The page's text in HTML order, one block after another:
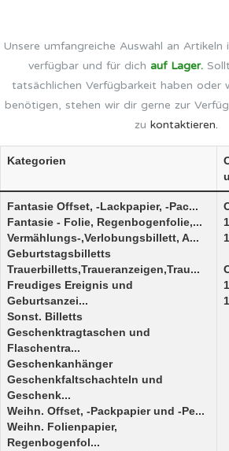
Unsere umfangreiche Auswahl an Artikeln
verfügbar und für dich auf Lager.
tatsächlichen Verfügbarkeit haben oder
benötigen, stehen wir dir gerne zur
zu kontaktieren.
Kategorien
Fantasie Offset, -Lackpapier, -Pac...
Fantasie - Folie, Regenbogenfolie,...
Vermählungs-,Verlobungsbillett, A...
Geburtstagsbilletts
Trauerbilletts,Traueranzeigen,Trau...
Freudiges Ereignis und
Geburtsanzei...
Sonst. Billetts
Geschenktragtaschen und
Flaschentra...
Geschenkanhänger
Geschenkfaltschachteln und
Geschenk...
Weihn. Offset, -Packpapier und -Pe...
Weihn. Folienpapier,
Regenbogenfol...